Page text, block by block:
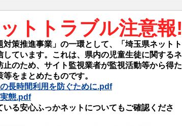
トトラブル注意報!
策推進事業」の一環として、「埼玉県ネットト
しています。これは、県内の児童生徒に関するネ
止のため、サイト監視業者が監視活動等から得た
をまとめたものです。
長時間利用を防ぐために.pdf
態.pdf
る安心ふっかネットについてもご確認くださ